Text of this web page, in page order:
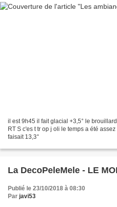
il est 9h45 il fait glacial +3,5° le
RT S c'es t tr op j oli le temps a été
faisait 13,3°
La DecoPeleMele - LE
Publié le 23/10/2018 à 08:30
Par javi53